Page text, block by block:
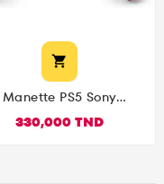

Manette PS5 Sony
Collection HYPERPOP
330,000 TND